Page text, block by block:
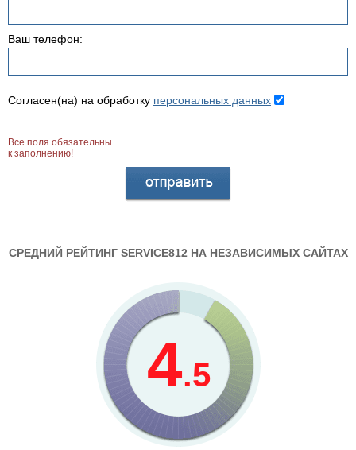
Ваш телефон:
Согласен(на) на обработку персональных данных
Все поля обязательны
к заполнению!
СРЕДНИЙ РЕЙТИНГ SERVICE812 НА НЕЗАВИСИМЫХ САЙТАХ
4.5